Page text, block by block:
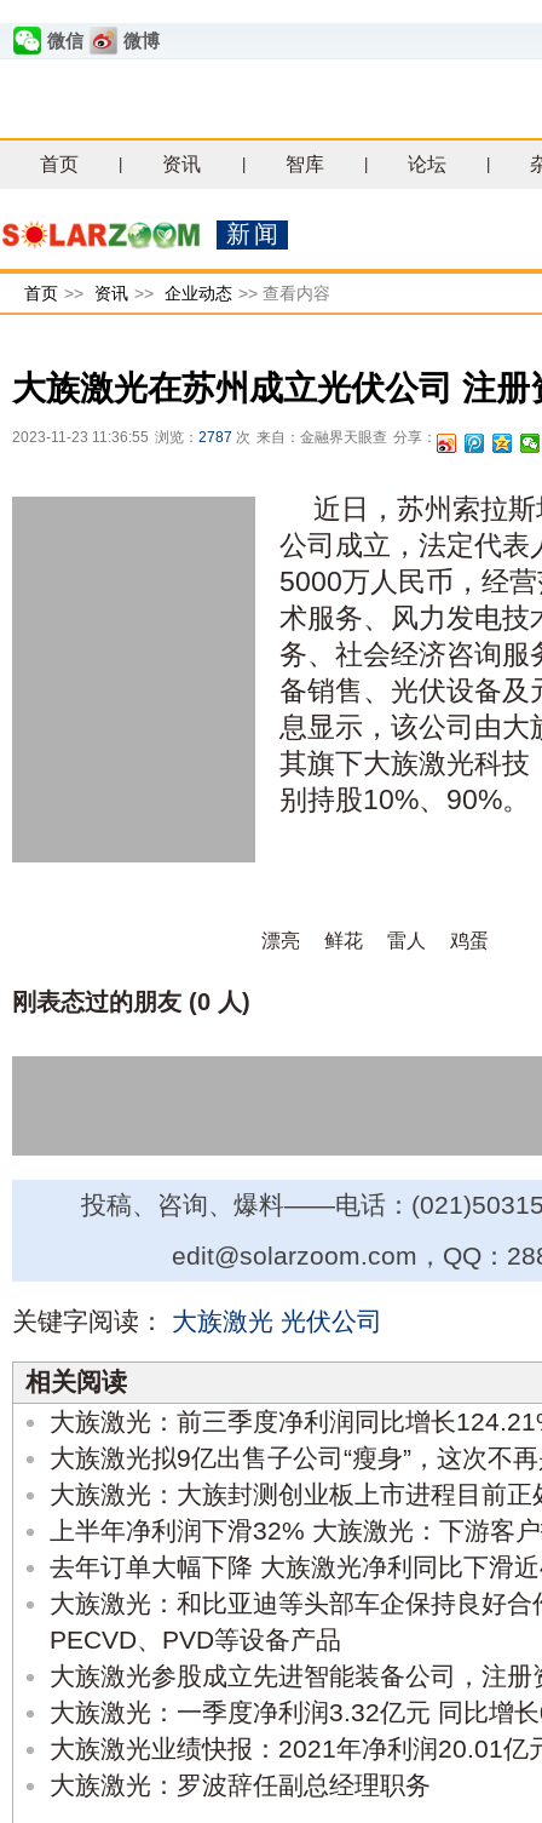
微信 微博
首页 资讯 智库 论坛
新闻
首页 >> 资讯 >> 企业动态 >> 查看内容
大族激光在苏州成立光伏公司 注
2023-11-23 11:36:55 浏览： 2787 次 来自：金融界天眼查 分享：
近日，苏州索拉
公司成立，法定代表
5000万人民币，经
术服务、风力发电技
务、社会经济咨询服
备销售、光伏设备及
息显示，该公司由
其旗下大族激光科技
别持股10%、90%。
漂亮 鲜花 雷人 鸡蛋
刚表态过的朋友 (0 人)
投稿、咨询、爆料——电话：
edit@solarzoom.com，QQ：
关键字阅读： 大族激光 光伏公司
相关阅读
大族激光：前三季度净利润同比增长
大族激光拟9亿出售子公司“瘦身”，这次不
大族激光：大族封测创业板上市进程目前
上半年净利润下滑32% 大族激光：下游客
去年订单大幅下降 大族激光净利同比下滑
大族激光：和比亚迪等头部车企保持良好
PECVD、PVD等设备产品
大族激光参股成立先进智能装备公司，注
大族激光：一季度净利润3.32亿元 同比增
大族激光业绩快报：2021年净利润20.01亿
大族激光：罗波辞任副总经理职务